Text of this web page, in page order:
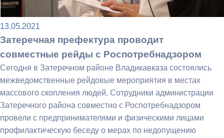
13.05.2021
Затеречная префектура проводит
совместные рейды с Роспотребнадзором
Сегодня в Затеречном районе Владикавказа состоялись
межведомственные рейдовые мероприятия в местах
массового скопления людей. Сотрудники администрации
Затеречного района совместно с Роспотребнадзором
провели с предпринимателями и физическими лицами
профилактическую беседу о мерах по недопущению